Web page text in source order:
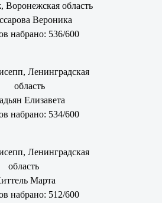
Воронежская область
Вероника
набрано: 536/600
Ленинградская
область
Елизавета
набрано: 534/600
Ленинградская
область
Марта
набрано: 512/600